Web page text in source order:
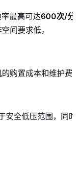
最高可达600次/分
间要求低。
购置成本和维护费
安全低压范围，同